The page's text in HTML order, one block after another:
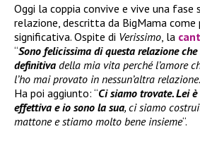
Oggi la coppia convive e vive una fase
relazione, descritta da BigMama
significativa. Ospite di Verissimo , la
“Sono felicissima di questa relazione
definitiva della mia vita perché l’amore
l’ho mai provato in nessun’altra
Ha poi aggiunto: “Ci siamo trovate. Lei
effettiva e io sono la sua, ci siamo
mattone e stiamo molto bene insieme“.